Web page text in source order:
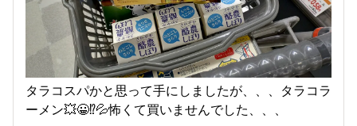
タラコスパかと思って手にしましたが、、、タラコラ
ーメン💥😀⁉️💦怖くて買いませんでした、、、